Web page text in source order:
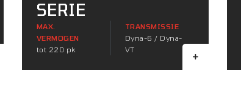
SERIE
MAX.
VERMOGEN
tot 220 pk
TRANSMISSIE
Dyna-6 / Dyna-
VT